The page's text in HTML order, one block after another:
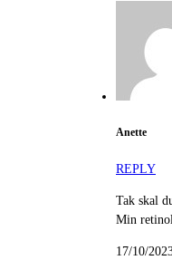
Anette
REPLY
Tak skal
Min
17/10/